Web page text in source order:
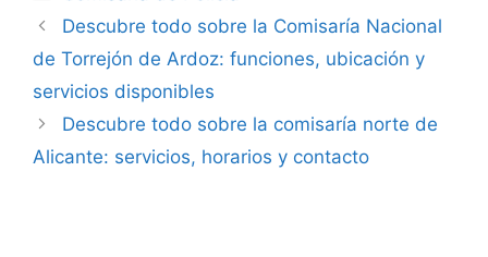
Navegación
de
entradas
Descubre todo sobre la Comisaría Nacional
de Torrejón de Ardoz: funciones, ubicación y
servicios disponibles
Descubre todo sobre la comisaría norte de
Alicante: servicios, horarios y contacto